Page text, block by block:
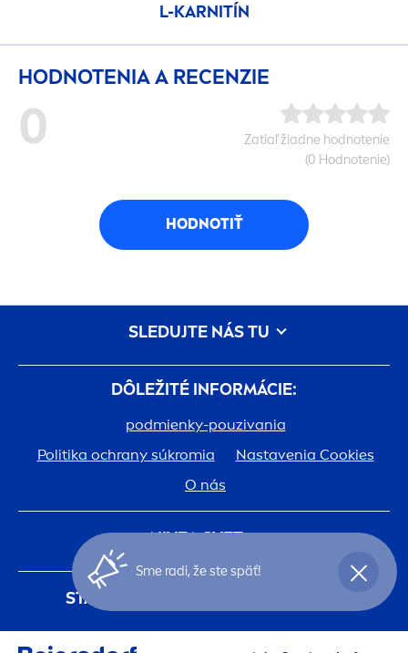
L-KARNITÍN
HODNOTENIA A RECENZIE
0
Zatiaľ žiadne hodnotenie
(0 Hodnotenie)
HODNOTIŤ
DÔLEŽITÉ INFORMÁCIE:
podmienky-pouzivania
Politika ochrany súkromia
Nastavenia Cookies
O nás
NIVEASVET:
História
Kariéra v spoločnosti Beiersdorf
Jedna pokožka. Jedna planéta. Jedna starostlivosť.
Kontakt
STAŇTE SA ČLENOM
Registráciou doNIVEAklubu budete mať
SLEDUJTE NÁS TU
Sme radi, že ste späť!